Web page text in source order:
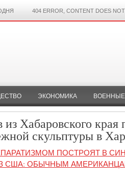
404 ERROR, CONTENT DOES
ЭКОНОМИКА
из Хабаровского
скульптуры в
ПОСТРОЯТ В
США: ОБЫЧНЫМ